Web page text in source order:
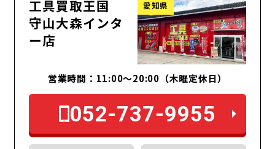
工具買取王国
守山大森インタ
ー店
愛知県
営業時間：11:00～20:00（木曜定休日）
052-737-9955